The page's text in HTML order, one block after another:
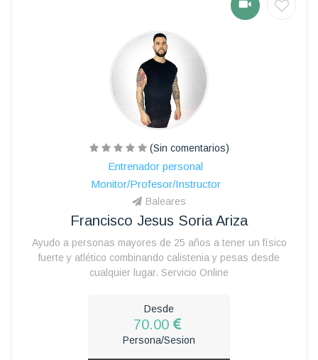
(Sin comentarios)
Entrenador personal
Monitor/Profesor/Instructor
Baleares
Francisco Jesus Soria Ariza
Ayudo a personas mayores de 25 años a tener un físico
fuerte y atlético combinando calistenia y pesas desde
cualquier lugar. Servicio Online
Desde
70.00
Persona/Sesion